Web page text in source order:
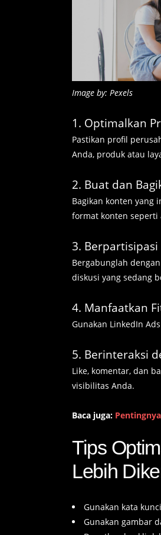
Image by: Pexels
1. Optimalkan
Pastikan profil
Anda, produk atau
2. Buat dan
Bagikan konten yang
format konten seperti
3.
Bergabunglah
diskusi yang sedang
4. Manfaatkan
Gunakan LinkedIn
5. Berinteraksi
Like, komentar, dan
visibilitas Anda.
Baca juga:
Tips
Lebih
Gunakan kata
Gunakan gambar